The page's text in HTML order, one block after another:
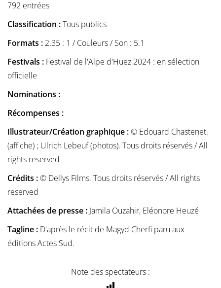
792 entrées
Classification :Tous publics
Formats : 2.35 : 1 / Couleurs / Son : 5.1
Festivals : Festival de l'Alpe d'Huez 2024 : en sélection
officielle
Nominations :
Récompenses :
Illustrateur/Création graphique :© Edouard Chastenet.
(affiche) ; Ulrich Lebeuf (photos). Tous droits réservés / All
rights reserved
Crédits :© Dellys Films. Tous droits réservés / All rights
reserved
Attachées de presse : Jamila Ouzahir, Eléonore Heuzé
Tagline : D'après le récit de Magyd Cherfi paru aux
éditions Actes Sud.
Note des spectateurs :